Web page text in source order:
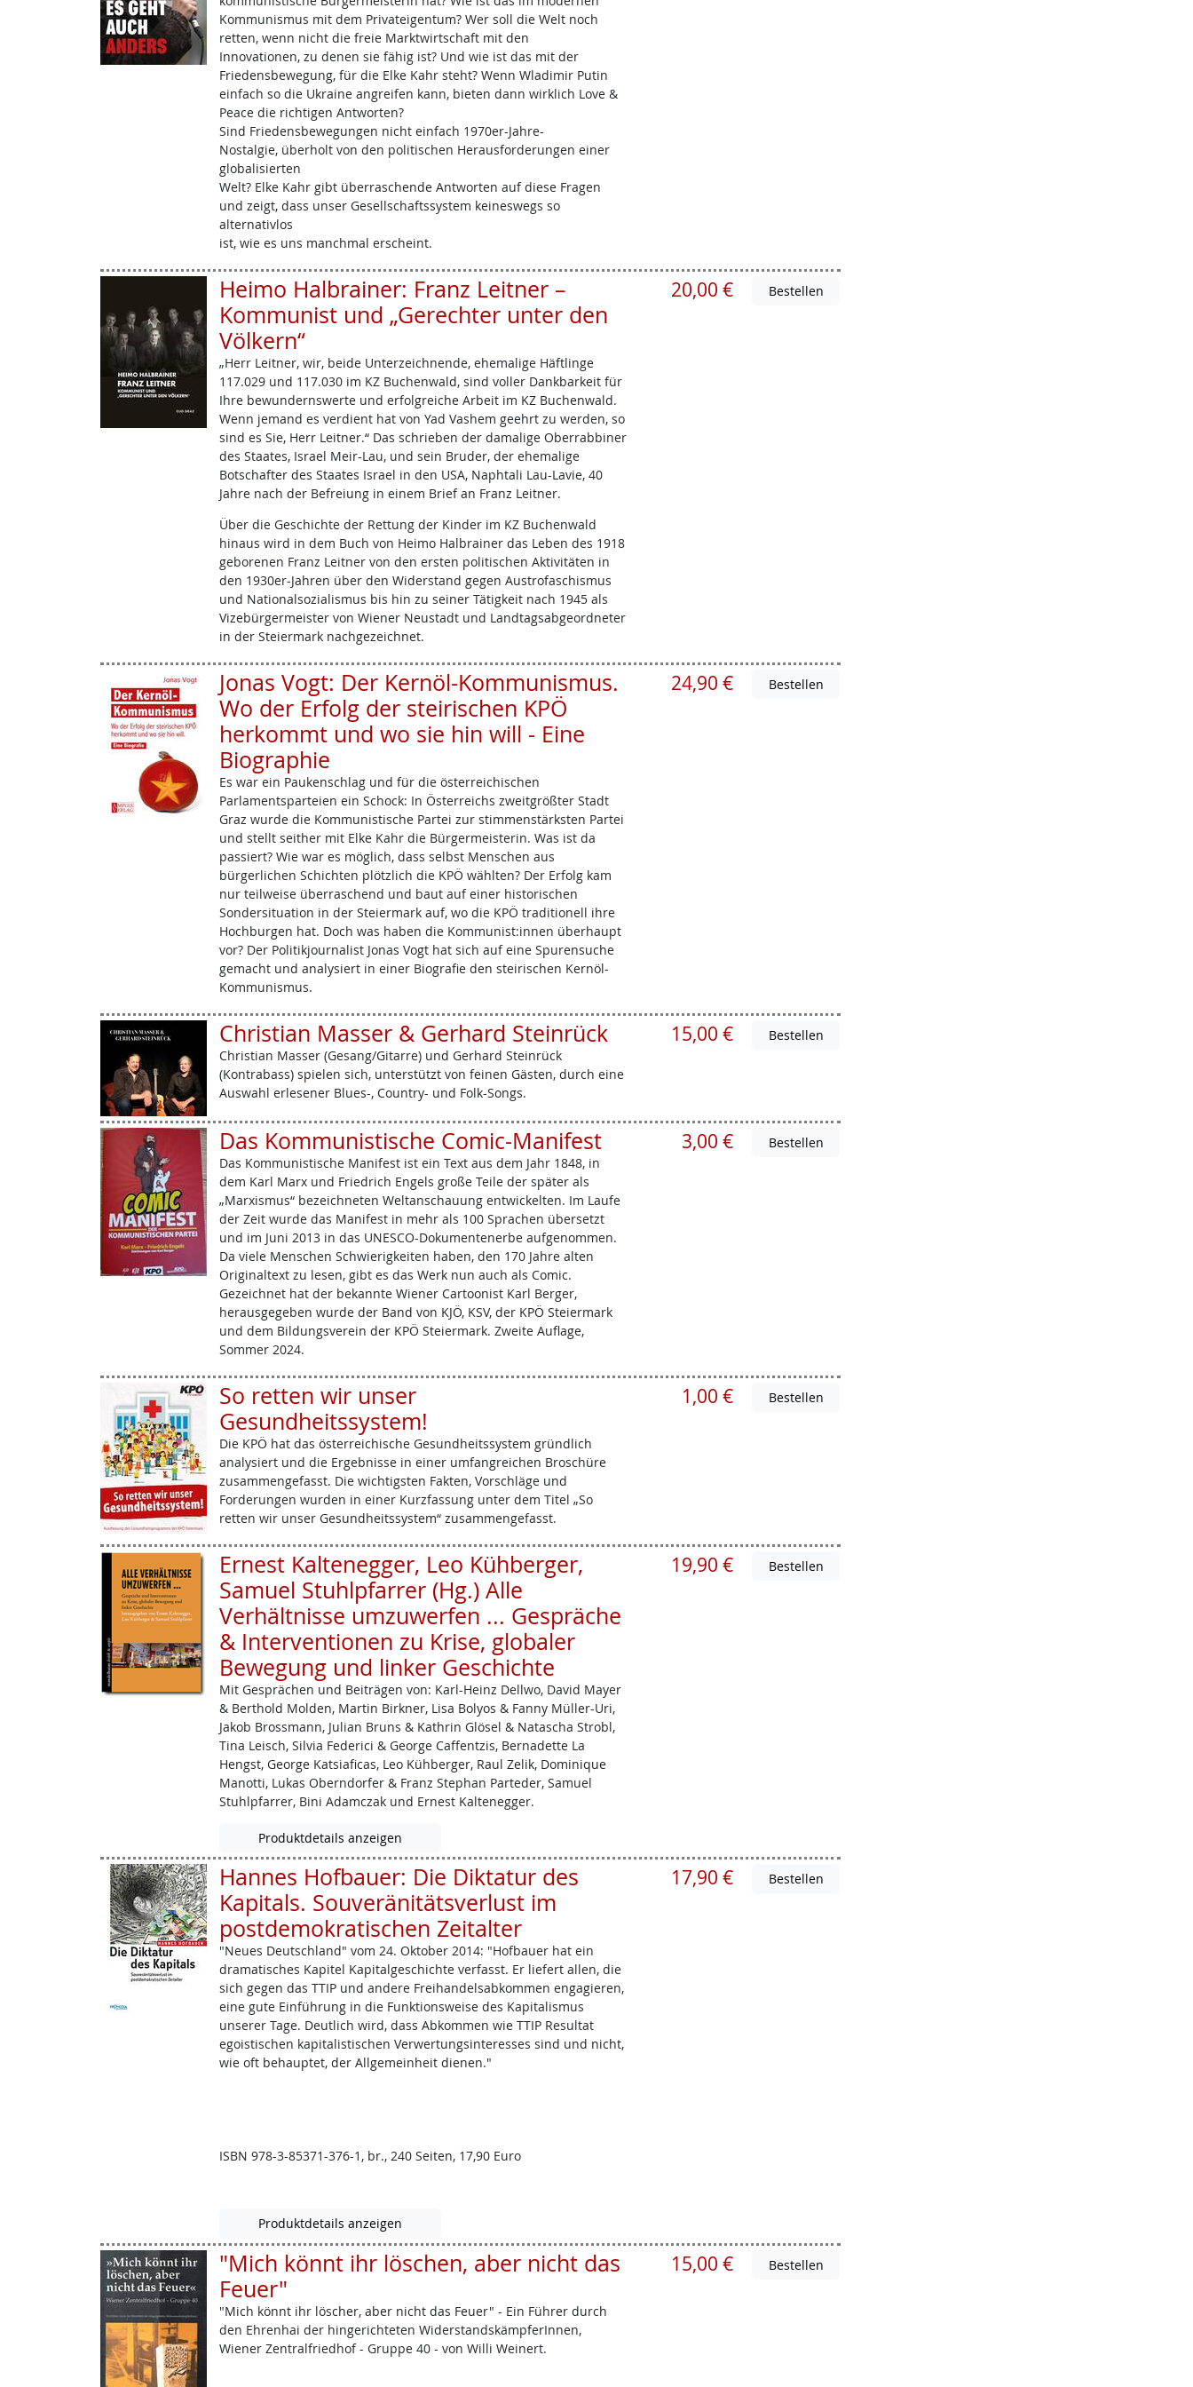
Kommunismus mit dem Privateigentum? Wer soll die Welt noch
retten, wenn nicht die freie Marktwirtschaft mit den
Innovationen, zu denen sie fähig ist? Und wie ist das mit der
Friedensbewegung, für die Elke Kahr steht? Wenn Wladimir Putin
einfach so die Ukraine angreifen kann, bieten dann wirklich Love &
Peace die richtigen Antworten?
Sind Friedensbewegungen nicht einfach 1970er-Jahre-
Nostalgie, überholt von den politischen Herausforderungen einer
globalisierten
Welt? Elke Kahr gibt überraschende Antworten auf diese Fragen
und zeigt, dass unser Gesellschaftssystem keineswegs so
alternativlos
ist, wie es uns manchmal erscheint.
Heimo Halbrainer: Franz Leitner –
Kommunist und „Gerechter unter den
Völkern“
„Herr Leitner, wir, beide Unterzeichnende, ehemalige Häftlinge
117.029 und 117.030 im KZ Buchenwald, sind voller Dankbarkeit für
Ihre bewundernswerte und erfolgreiche Arbeit im KZ Buchenwald.
Wenn jemand es verdient hat von Yad Vashem geehrt zu werden, so
sind es Sie, Herr Leitner.“ Das schrieben der damalige Oberrabbiner
des Staates, Israel Meir-Lau, und sein Bruder, der ehemalige
Botschafter des Staates Israel in den USA, Naphtali Lau-Lavie, 40
Jahre nach der Befreiung in einem Brief an Franz Leitner.
Über die Geschichte der Rettung der Kinder im KZ Buchenwald
hinaus wird in dem Buch von Heimo Halbrainer das Leben des 1918
geborenen Franz Leitner von den ersten politischen Aktivitäten in
den 1930er-Jahren über den Widerstand gegen Austrofaschismus
und Nationalsozialismus bis hin zu seiner Tätigkeit nach 1945 als
Vizebürgermeister von Wiener Neustadt und Landtagsabgeordneter
in der Steiermark nachgezeichnet.
20,00 €
Jonas Vogt: Der Kernöl-Kommunismus.
Wo der Erfolg der steirischen KPÖ
herkommt und wo sie hin will - Eine
Biographie
Es war ein Paukenschlag und für die österreichischen
Parlamentsparteien ein Schock: In Österreichs zweitgrößter Stadt
Graz wurde die Kommunistische Partei zur stimmenstärksten Partei
und stellt seither mit Elke Kahr die Bürgermeisterin. Was ist da
passiert? Wie war es möglich, dass selbst Menschen aus
bürgerlichen Schichten plötzlich die KPÖ wählten? Der Erfolg kam
nur teilweise überraschend und baut auf einer historischen
Sondersituation in der Steiermark auf, wo die KPÖ traditionell ihre
Hochburgen hat. Doch was haben die Kommunist:innen überhaupt
vor? Der Politikjournalist Jonas Vogt hat sich auf eine Spurensuche
gemacht und analysiert in einer Biografie den steirischen Kernöl-
Kommunismus.
24,90 €
Christian Masser & Gerhard Steinrück
Christian Masser (Gesang/Gitarre) und Gerhard Steinrück
(Kontrabass) spielen sich, unterstützt von feinen Gästen, durch eine
Auswahl erlesener Blues-, Country- und Folk-Songs.
15,00 €
Das Kommunistische Comic-Manifest
Das Kommunistische Manifest ist ein Text aus dem Jahr 1848, in
dem Karl Marx und Friedrich Engels große Teile der später als
„Marxismus“ bezeichneten Weltanschauung entwickelten. Im Laufe
der Zeit wurde das Manifest in mehr als 100 Sprachen übersetzt
und im Juni 2013 in das UNESCO-Dokumentenerbe aufgenommen.
Da viele Menschen Schwierigkeiten haben, den 170 Jahre alten
Originaltext zu lesen, gibt es das Werk nun auch als Comic.
Gezeichnet hat der bekannte Wiener Cartoonist Karl Berger,
herausgegeben wurde der Band von KJÖ, KSV, der KPÖ Steiermark
und dem Bildungsverein der KPÖ Steiermark. Zweite Auflage,
Sommer 2024.
3,00 €
So retten wir unser
Gesundheitssystem!
Die KPÖ hat das österreichische Gesundheitssystem gründlich
analysiert und die Ergebnisse in einer umfangreichen Broschüre
zusammengefasst. Die wichtigsten Fakten, Vorschläge und
Forderungen wurden in einer Kurzfassung unter dem Titel „So
retten wir unser Gesundheitssystem“ zusammengefasst.
1,00 €
Ernest Kaltenegger, Leo Kühberger,
Samuel Stuhlpfarrer (Hg.) Alle
Verhältnisse umzuwerfen ... Gespräche
& Interventionen zu Krise, globaler
Bewegung und linker Geschichte
Mit Gesprächen und Beiträgen von: Karl-Heinz ­Dellwo, David Mayer
& Berthold Molden, Martin Birkner, Lisa Bolyos & Fanny Müller­-Uri,
Jakob ­Brossmann, Julian Bruns & Kathrin Glösel & Natascha Strobl,
Tina Leisch, Silvia Federici & George ­Caffentzis, Bernadette La
Hengst, George Katsiaficas, Leo Kühberger, Raul Zelik, Dominique
Manotti, Lukas Oberndorfer & Franz Stephan Parteder, Samuel
Stuhlpfarrer, Bini Adamczak und Ernest Kaltenegger.
Produktdetails anzeigen
19,90 €
Hannes Hofbauer: Die Diktatur des
Kapitals. Souveränitätsverlust im
postdemokratischen Zeitalter
"Neues Deutschland" vom 24. Oktober 2014: "Hofbauer hat ein
dramatisches Kapitel Kapitalgeschichte verfasst. Er liefert allen, die
sich gegen das TTIP und andere Freihandelsabkommen engagieren,
eine gute Einführung in die Funktionsweise des Kapitalismus
unserer Tage. Deutlich wird, dass Abkommen wie TTIP Resultat
egoistischen kapitalistischen Verwertungsinteresses sind und nicht,
wie oft behauptet, der Allgemeinheit dienen."
ISBN 978-3-85371-376-1, br., 240 Seiten, 17,90 Euro
Produktdetails anzeigen
17,90 €
"Mich könnt ihr löschen, aber nicht das
Feuer"
"Mich könnt ihr löscher, aber nicht das Feuer" - Ein Führer durch
den Ehrenhai der hingerichteten WiderstandskämpferInnen,
Wiener Zentralfriedhof - Gruppe 40 - von Willi Weinert.
15,00 €